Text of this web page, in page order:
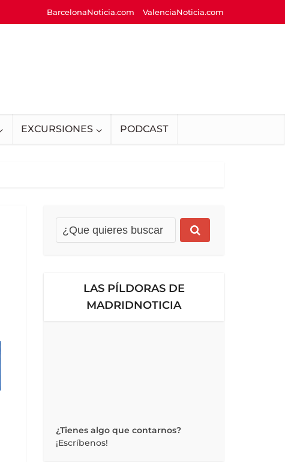
BarcelonaNoticia.com ValenciaNoticia.com
EXCURSIONES PODCAST
LAS PÍLDORAS DE
MADRIDNOTICIA
¿Tienes algo que contarnos?
¡Escríbenos!